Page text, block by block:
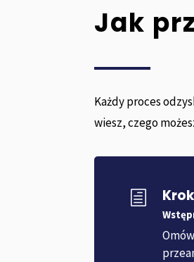
Jak
Każdy proces
wiesz, czego
h